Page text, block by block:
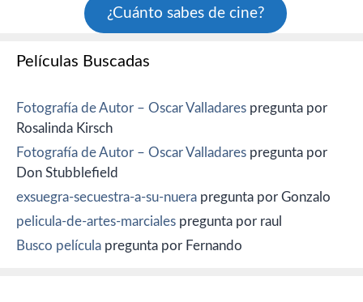
¿Cuánto sabes de cine?
Películas Buscadas
Fotografía de Autor – Oscar Valladares pregunta por
Rosalinda Kirsch
Fotografía de Autor – Oscar Valladares pregunta por
Don Stubblefield
exsuegra-secuestra-a-su-nuera pregunta por Gonzalo
pelicula-de-artes-marciales pregunta por raul
Busco película pregunta por Fernando